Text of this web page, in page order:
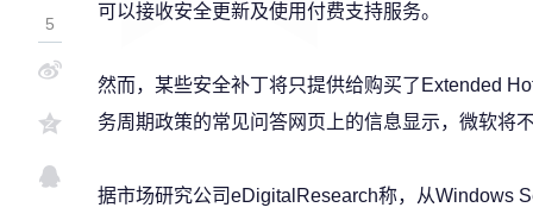
可以接收安全更新及使用付费支持服务。
然而，某些安全补丁将只提供给购买了Extended
务周期政策的常见问答网页上的信息显示，微软将
据市场研究公司eDigitalResearch称，从Windows
5